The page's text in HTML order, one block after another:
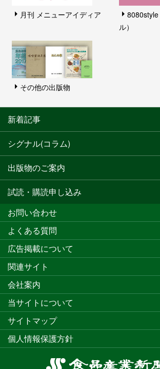
月刊 メニューアイディア
ル）
その他の出版物
新着記事
シグナル(コラム)
出版物のご案内
試読・購読申し込み
食
お問い合わせ
よくある質問
広告掲載について
関連サイト
会社案内
当サイトについて
サイトマップ
個人情報保護方針